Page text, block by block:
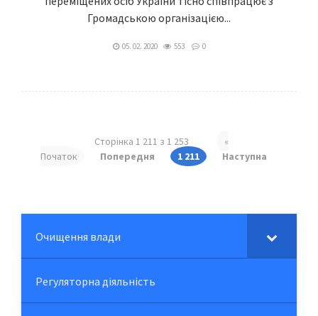
Громадською організацією...
05. 02. 2020 553 0
Сторінка 1 211 з 1 253
«
Початок
Попередня 1 211 Наступна
Очищення влади
Регуляторна діяльність